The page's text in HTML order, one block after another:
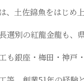
、土佐錦魚をはじめ
選別の紅龍金龍も、
も銀座・梅田・神戸